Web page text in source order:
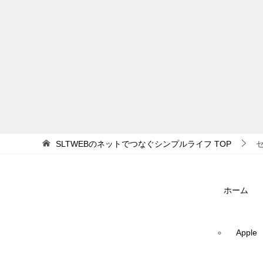
SLTWEBのネットでつなぐシンプルライフ TOP
ホーム
Apple